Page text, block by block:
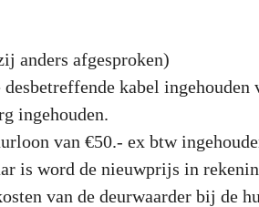
anders afgesproken)
kabel ingehouden
ingehouden.
van €50.- ex btw
is word de nieuwprijs in
van de deurwaarder bij de